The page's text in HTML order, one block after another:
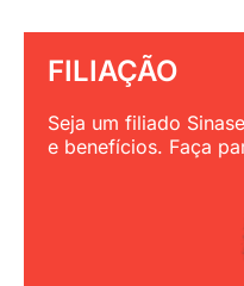
FILIAÇÃO
Seja um filiado
e benefícios. Faça